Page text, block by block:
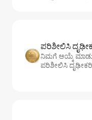
ಪರಿಶೀಲಿಸಿ
ನಿಮಗೆ ಆಯ್ಕೆ
ಪರಿಶೀಲಿಸಿ